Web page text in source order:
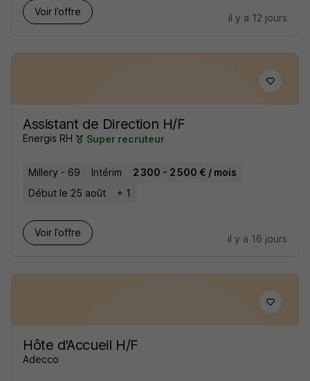
Voir l’offre
il y a 12 jours
Assistant de Direction H/F
Energis RH Super recruteur
Millery - 69 Intérim
2 300 - 2 500 € / mois
Début le 25 août
+ 1
Voir l’offre
il y a 16 jours
Hôte d'Accueil H/F
Adecco